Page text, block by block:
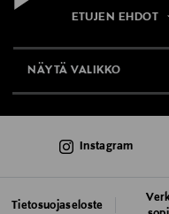
ETUJEN EHDOT
NÄYTÄ VALIKKO
AJANKOHTAISTA
Tietosuojaseloste
Instagram